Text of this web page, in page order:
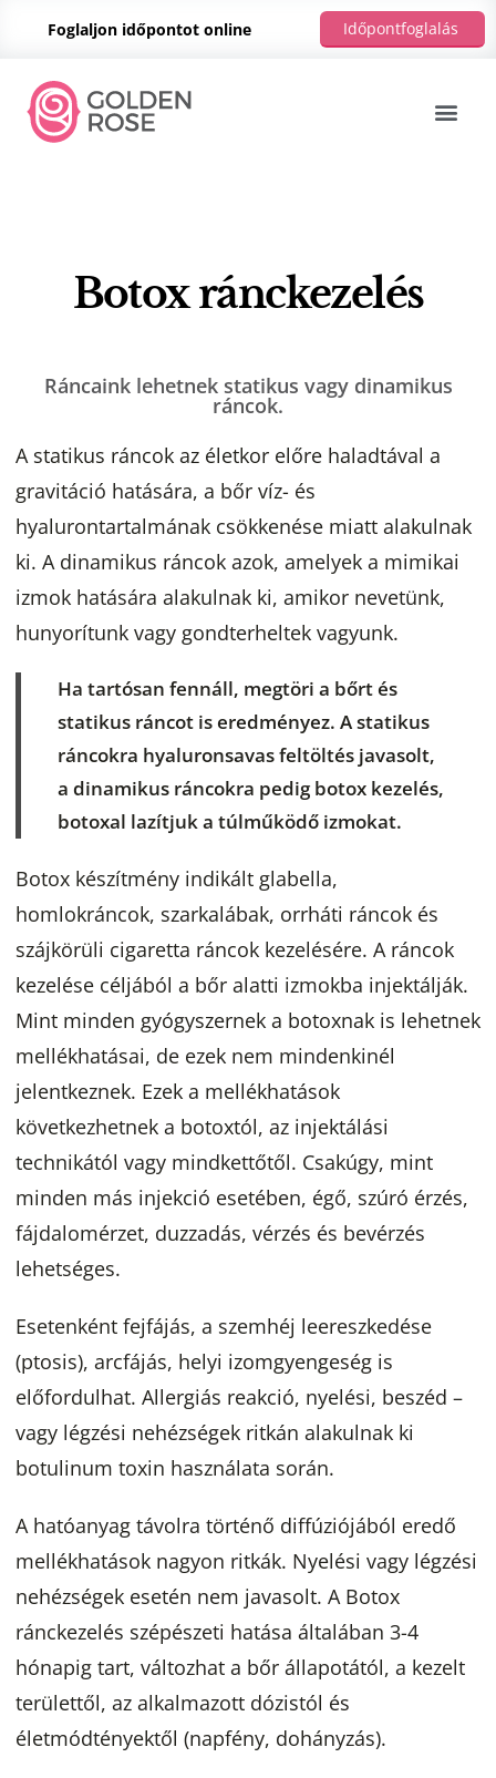
Foglaljon időpontot online Időpontfoglalás
Botox ránckezelés
Ráncaink lehetnek statikus vagy dinamikus
ráncok.
A statikus ráncok az életkor előre haladtával a
gravitáció hatására, a bőr víz- és
hyalurontartalmának csökkenése miatt alakulnak
ki. A dinamikus ráncok azok, amelyek a mimikai
izmok hatására alakulnak ki, amikor nevetünk,
hunyorítunk vagy gondterheltek vagyunk.
Ha tartósan fennáll, megtöri a bőrt és
statikus ráncot is eredményez. A statikus
ráncokra hyaluronsavas feltöltés javasolt,
a dinamikus ráncokra pedig botox kezelés,
botoxal lazítjuk a túlműködő izmokat.
Botox készítmény indikált glabella,
homlokráncok, szarkalábak, orrháti ráncok és
szájkörüli cigaretta ráncok kezelésére. A ráncok
kezelése céljából a bőr alatti izmokba injektálják.
Mint minden gyógyszernek a botoxnak is lehetnek
mellékhatásai, de ezek nem mindenkinél
jelentkeznek. Ezek a mellékhatások
következhetnek a botoxtól, az injektálási
technikától vagy mindkettőtől. Csakúgy, mint
minden más injekció esetében, égő, szúró érzés,
fájdalomérzet, duzzadás, vérzés és bevérzés
lehetséges.
Esetenként fejfájás, a szemhéj leereszkedése
(ptosis), arcfájás, helyi izomgyengeség is
előfordulhat. Allergiás reakció, nyelési, beszéd –
vagy légzési nehézségek ritkán alakulnak ki
botulinum toxin használata során.
A hatóanyag távolra történő diffúziójából eredő
mellékhatások nagyon ritkák. Nyelési vagy légzési
nehézségek esetén nem javasolt. A Botox
ránckezelés szépészeti hatása általában 3-4
hónapig tart, változhat a bőr állapotától, a kezelt
területtől, az alkalmazott dózistól és
életmódtényektől (napfény, dohányzás).